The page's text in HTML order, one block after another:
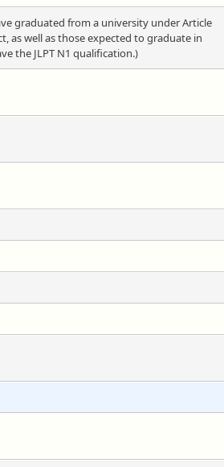
graduated from a university under Article
as well as those expected to graduate in
the JLPT N1 qualification.)